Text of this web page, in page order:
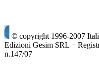
© copyright 1996-2007
Edizioni Gesim SRL −
n.147/07